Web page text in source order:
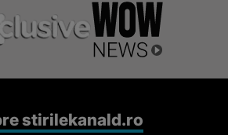
stirilekanald.ro